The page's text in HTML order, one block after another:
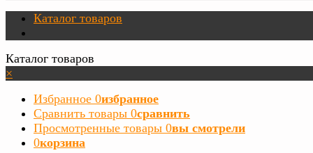
Каталог товаров
Каталог товаров
×
Избранное 0избранное
Сравнить товары 0сравнить
Просмотренные товары 0вы смотрели
0корзина